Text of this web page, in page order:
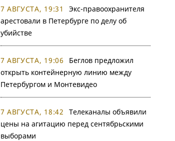
7 АВГУСТА, 19:31
Экс-правоохранителя
арестовали в Петербурге по делу об
убийстве
7 АВГУСТА, 19:06
Беглов предложил
открыть контейнерную линию между
Петербургом и Монтевидео
7 АВГУСТА, 18:42
Телеканалы объявили
цены на агитацию перед сентябрьскими
выборами